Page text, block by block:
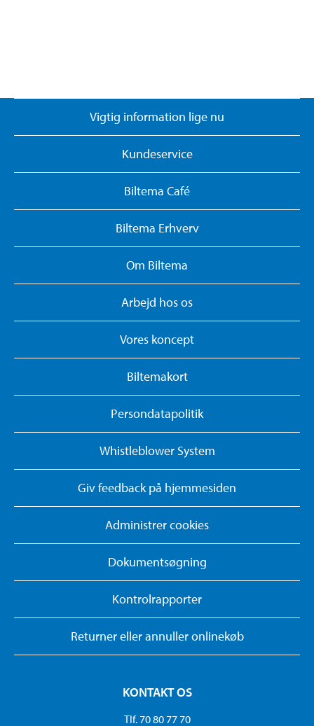
Vigtig information lige nu
Kundeservice
Biltema Café
Biltema Erhverv
Om Biltema
Arbejd hos os
Vores koncept
Biltemakort
Persondatapolitik
Whistleblower System
Giv feedback på hjemmesiden
Administrer cookies
Dokumentsøgning
Kontrolrapporter
Returner eller annuller onlinekøb
KONTAKT OS
Tlf. 70 80 77 70